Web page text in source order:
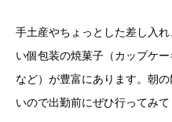
手土産やちょっとした差し入
い個包装の焼菓子（カップケ
など）が豊富にあります。朝
いので出勤前にぜひ行ってみて